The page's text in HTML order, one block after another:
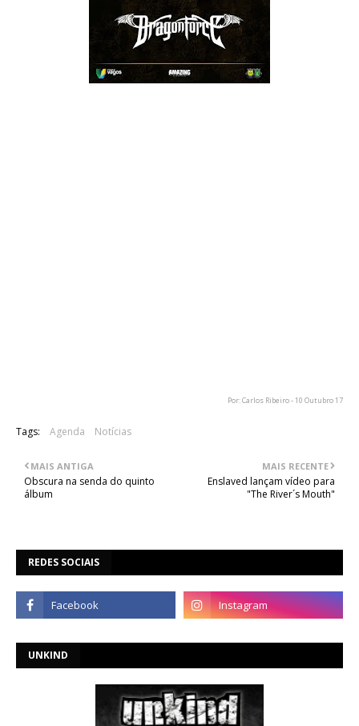
Por: Carlos Ribeiro - 10 Outubro 17
Tags: Agenda Notícias
MAIS RECENTE
Enslaved lançam vídeo para
"The River´s Mouth"
MAIS ANTIGA
Obscura na senda do quinto
álbum
REDES SOCIAIS
UNKIND